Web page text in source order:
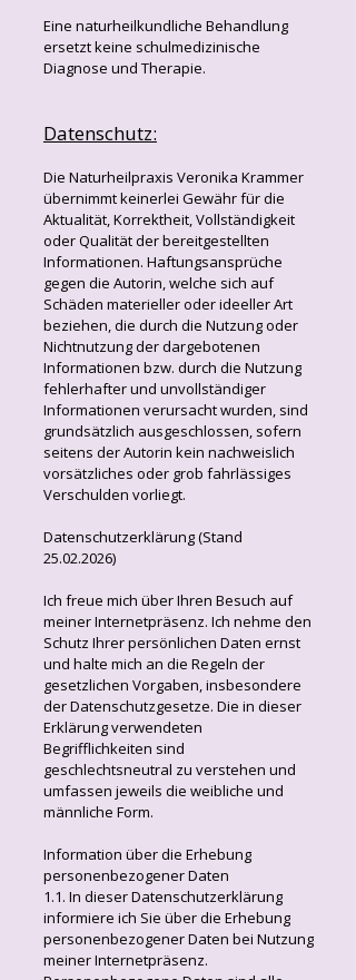
Eine naturheilkundliche Behandlung
ersetzt keine schulmedizinische
Diagnose und Therapie.
Datenschutz:
Die Naturheilpraxis Veronika Krammer
übernimmt keinerlei Gewähr für die
Aktualität, Korrektheit, Vollständigkeit
oder Qualität der bereitgestellten
Informationen. Haftungsansprüche
gegen die Autorin, welche sich auf
Schäden materieller oder ideeller Art
beziehen, die durch die Nutzung oder
Nichtnutzung der dargebotenen
Informationen bzw. durch die Nutzung
fehlerhafter und unvollständiger
Informationen verursacht wurden, sind
grundsätzlich ausgeschlossen, sofern
seitens der Autorin kein nachweislich
vorsätzliches oder grob fahrlässiges
Verschulden vorliegt.
Datenschutzerklärung (Stand
25.02.2026)
Ich freue mich über Ihren Besuch auf
meiner Internetpräsenz. Ich nehme den
Schutz Ihrer persönlichen Daten ernst
und halte mich an die Regeln der
gesetzlichen Vorgaben, insbesondere
der Datenschutzgesetze. Die in dieser
Erklärung verwendeten
Begrifflichkeiten sind
geschlechtsneutral zu verstehen und
umfassen jeweils die weibliche und
männliche Form.
Information über die Erhebung
personenbezogener Daten
1.1. In dieser Datenschutzerklärung
informiere ich Sie über die Erhebung
personenbezogener Daten bei Nutzung
meiner Internetpräsenz.